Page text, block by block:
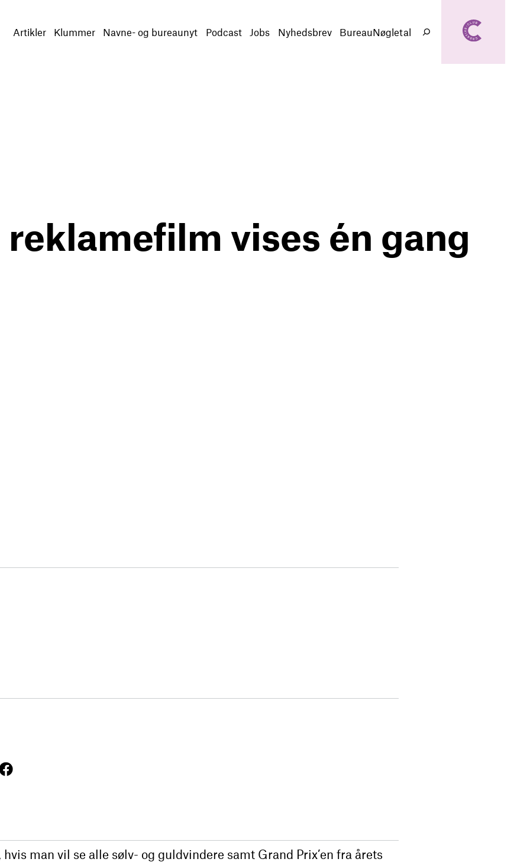
Artikler Klummer Navne- og bureaunyt Podcast Jobs Nyhedsbrev BureauNøgletal
Søg
vises én gang
man vil se alle sølv- og guldvindere samt Grand Prix’en fra årets